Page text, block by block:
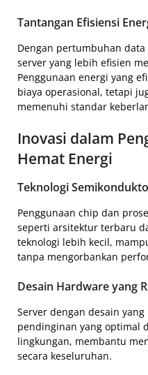
Tantangan Efisiensi
Dengan pertumbuhan
server yang lebih efisien
Penggunaan energi yang
biaya operasional, tetapi
memenuhi standar
Inovasi dalam
Hemat Energi
Teknologi
Penggunaan chip dan
seperti arsitektur terbaru
teknologi lebih kecil,
tanpa mengorbankan
Desain Hardware yang
Server dengan desain
pendinginan yang optimal
lingkungan, membantu
secara keseluruhan.